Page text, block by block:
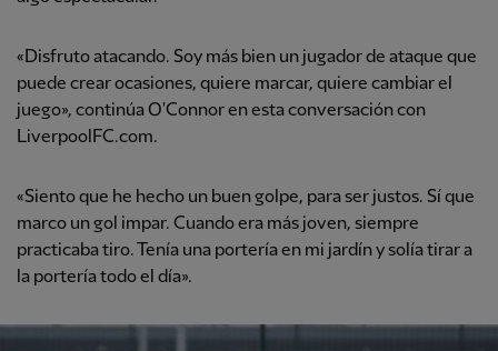
«Disfruto atacando. Soy más bien un jugador de ataque que
puede crear ocasiones, quiere marcar, quiere cambiar el
juego», continúa O'Connor en esta conversación con
LiverpoolFC.com.
«Siento que he hecho un buen golpe, para ser justos. Sí que
marco un gol impar. Cuando era más joven, siempre
practicaba tiro. Tenía una portería en mi jardín y solía tirar a
la portería todo el día».